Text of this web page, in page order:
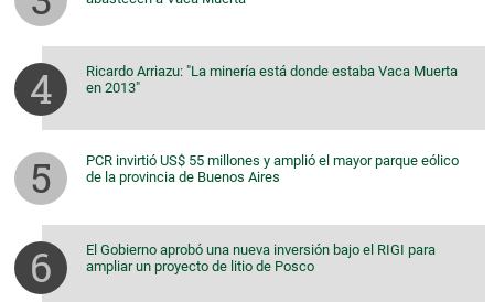
Ricardo Arriazu: "La minería está donde estaba Vaca Muerta
en 2013"
PCR invirtió US$ 55 millones y amplió el mayor parque eólico
de la provincia de Buenos Aires
El Gobierno aprobó una nueva inversión bajo el RIGI para
ampliar un proyecto de litio de Posco